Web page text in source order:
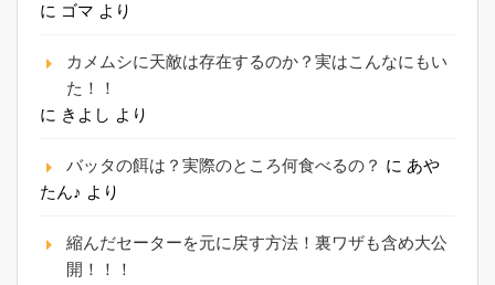
に ゴマ より
カメムシに天敵は存在するのか？実はこんなにもい
た！！
に きよし より
バッタの餌は？実際のところ何食べるの？ に あや
たん♪ より
縮んだセーターを元に戻す方法！裏ワザも含め大公
開！！！